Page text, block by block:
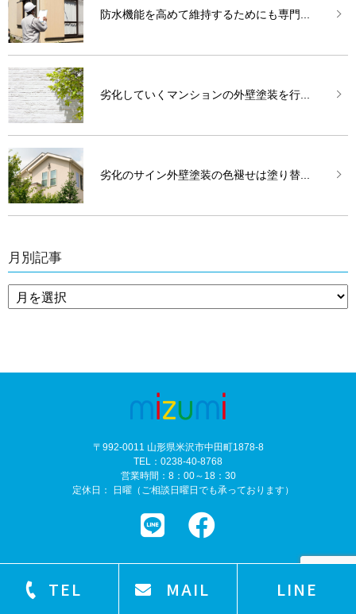
防水機能を高めて維持するためにも専門...
劣化していくマンションの外壁塗装を行...
劣化のサイン外壁塗装の色褪せは塗り替...
月別記事
TEL MAIL LINE
〒992-0011 山形県米沢市中田町1878-8
TEL：0238-40-8768
営業時間：8：00～18：30
定休日： 日曜（ご相談日曜日でも承っております）